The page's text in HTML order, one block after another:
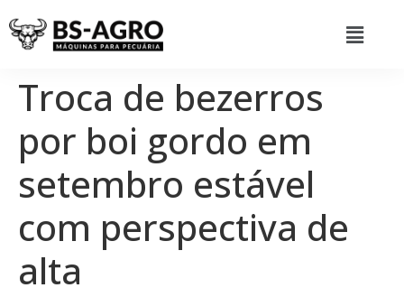
Troca de bezerros
por boi gordo em
setembro estável
com perspectiva de
alta